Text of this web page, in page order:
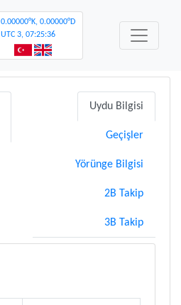
0.00000°K, 0.00000°D
UTC 3, 07:25:36
Uydu Bilgisi
Geçişler
Yörünge Bilgisi
2B Takip
3B Takip